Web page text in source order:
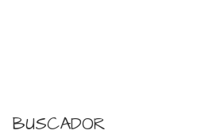
BUSCADOR